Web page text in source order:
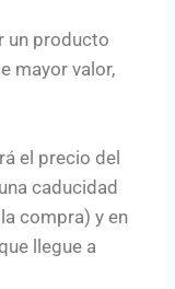
un producto
mayor valor,
el precio del
caducidad
compra) y en
llegue a